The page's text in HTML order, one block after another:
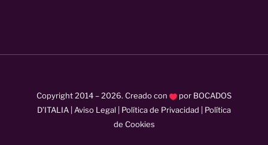
Copyright 2014 –2026. Creado con por BOCADOS
D’ITALIA Aviso Legal Política de Privacidad
Política
de Cookies